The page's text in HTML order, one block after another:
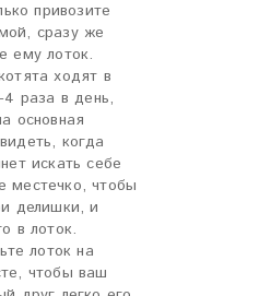
привозите
сразу же
ему лоток.
ходят в
4 раза в день,
основная
когда
искать себе
местечко, чтобы
делишки, и
в лоток.
лоток на
чтобы ваш